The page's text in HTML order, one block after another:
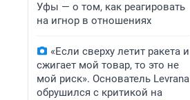
Уфы — о том, как реагировать
на игнор в отношениях
«Если сверху летит ракета и
сжигает мой товар, то это не
мой риск». Основатель Levrana
обрушился с критикой на